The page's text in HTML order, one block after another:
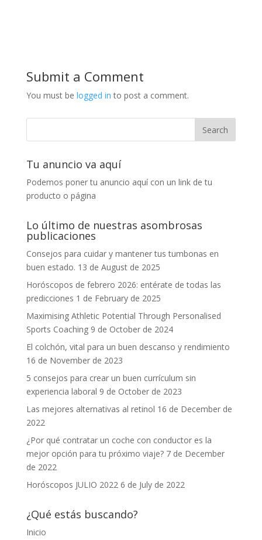
Submit a Comment
You must be logged in to post a comment.
Tu anuncio va aquí
Podemos poner tu anuncio aquí con un link de tu
producto o página
Lo último de nuestras asombrosas
publicaciones
Consejos para cuidar y mantener tus tumbonas en
buen estado. 13 de August de 2025
Horóscopos de febrero 2026: entérate de todas las
predicciones 1 de February de 2025
Maximising Athletic Potential Through Personalised
Sports Coaching 9 de October de 2024
El colchón, vital para un buen descanso y rendimiento
16 de November de 2023
5 consejos para crear un buen currículum sin
experiencia laboral 9 de October de 2023
Las mejores alternativas al retinol 16 de December de
2022
¿Por qué contratar un coche con conductor es la
mejor opción para tu próximo viaje? 7 de December
de 2022
Horóscopos JULIO 2022 6 de July de 2022
¿Qué estás buscando?
Inicio